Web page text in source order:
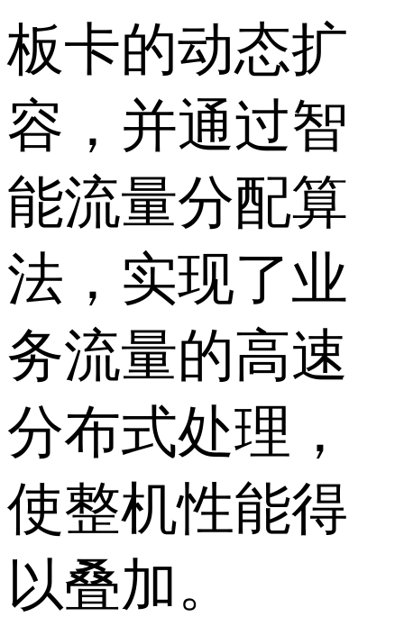
板卡的动态扩
容，并通过智
能流量分配算
法，实现了业
务流量的高速
分布式处理，
使整机性能得
以叠加。